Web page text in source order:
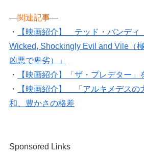
—関連記事—
・
【映画紹介】 テッド・バンデ
Wicked, Shockingly Evil and Vile（
凶悪で卑劣）」
・
【映画紹介】「ザ・プレデター」
・
【映画紹介】 「アルキメデスの
和、豊かさの格差
Sponsored Links